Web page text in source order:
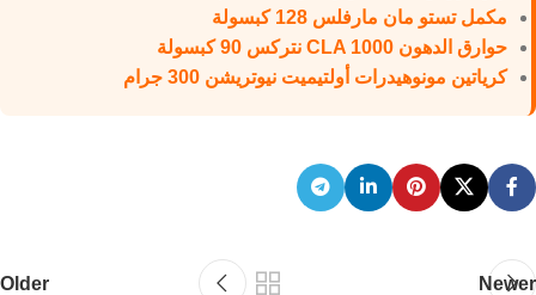
مكمل تستو مان مارفلس 128 كبسولة
حوارق الدهون CLA 1000 نتركس 90 كبسولة
كرياتين مونوهيدرات أولتيميت نيوتريشن 300 جرام
Newer
Older